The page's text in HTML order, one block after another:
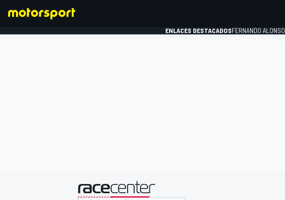
ENLACES DESTACADOSFERNANDO ALONSO